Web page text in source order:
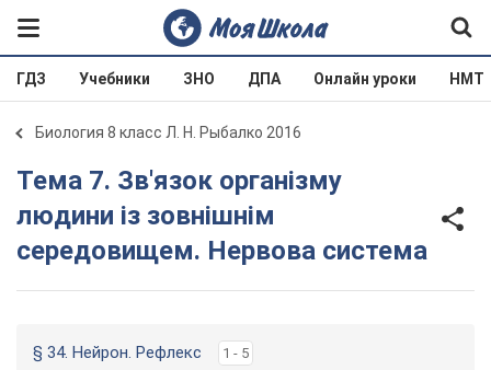
ГДЗ Учебники ЗНО ДПА Онлайн уроки НМТ
Биология 8 класс Л. Н. Рыбалко 2016
Тема 7. Зв'язок організму
людини із зовнішнім
середовищем. Нервова система
§ 34. Нейрон. Рефлекс 1 - 5